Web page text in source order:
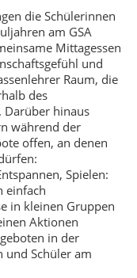
die Schülerinnen
am GSA
Mittagessen
und
Raum, die
des
Darüber hinaus
während der
offen, an denen
Spielen:
einfach
in kleinen Gruppen
Aktionen
in der
und Schüler am